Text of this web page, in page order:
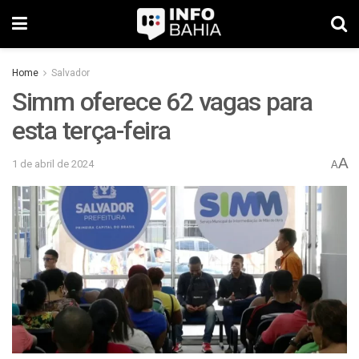
Home Salvador
Simm oferece 62 vagas para
esta terça-feira
1 de abril de 2024 AA